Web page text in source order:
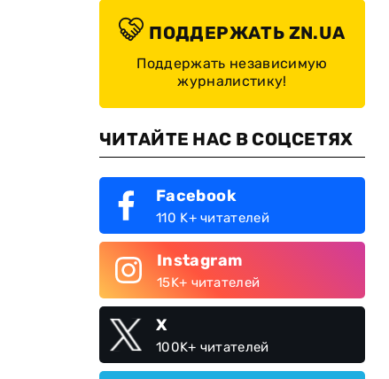
ПОДДЕРЖАТЬ ZN.UA
Поддержать независимую
журналистику!
ЧИТАЙТЕ НАС В СОЦСЕТЯХ
Facebook
110 K+ читателей
Instagram
15K+ читателей
X
100K+ читателей